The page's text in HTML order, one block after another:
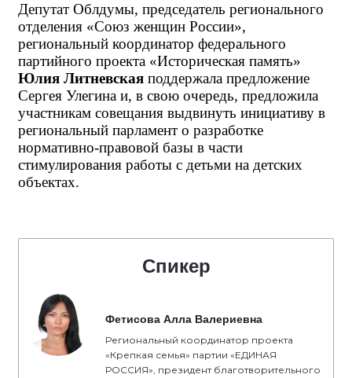
Депутат Облдумы, председатель регионального
отделения «Союз женщин России»,
региональный координатор федерального
партийного проекта «Историческая память»
Юлия Литневская поддержала предложение
Сергея Улегина и, в свою очередь, предложила
участникам совещания выдвинуть инициативу в
региональный парламент о разработке
нормативно-правовой базы в части
стимулирования работы с детьми на детских
объектах.
Спикер
Фетисова Алла Валериевна
Региональный координатор проекта
«Крепкая семья» партии «ЕДИНАЯ
РОССИЯ», президент благотворительного